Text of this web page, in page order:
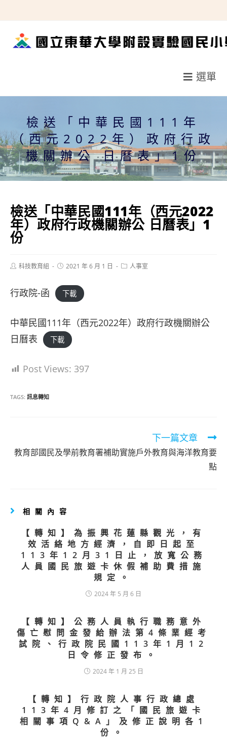
轉
選單
檢送「中華民國111年
（西元2022年）政府行政
機關辦公 日曆表」1份
檢送「中華民國111年（西元2022
年）政府行政機關辦公 日曆表」1
份
Post科技教育組
Post2021 年 6 月 1 日
Post人事室
行政院-函 下載
中華民國111年（西元2022年）政府行政機關辦公
日曆表
下載
Post Views: 397
TAGS: 訊息轉知
more
下一篇文章
教育部國民及學前教育署補助實施戶外教育與海洋教育要
點
相關內容
【轉知】為振興花蓮縣觀光，有
效活絡地方經濟，自即日起至
113年12月31日止，放寬公務
人員國民旅遊卡休假補助費措施
規定。
2024 年 5 月 6 日
【轉知】公務人員執行職務意外
傷亡慰問金發給辦法第4條業經考
試院、行政院民國113年1月12
日令修正發布。
2024 年 1 月 25 日
【轉知】行政院人事行政總處
113年4月修訂之「國民旅遊卡
相關事項Q&A」及修正說明各1
份。